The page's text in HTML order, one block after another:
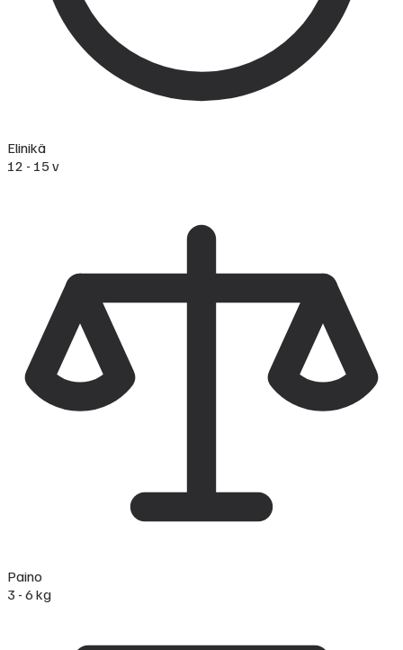
Elinikä
12 - 15 v
Paino
3 - 6 kg